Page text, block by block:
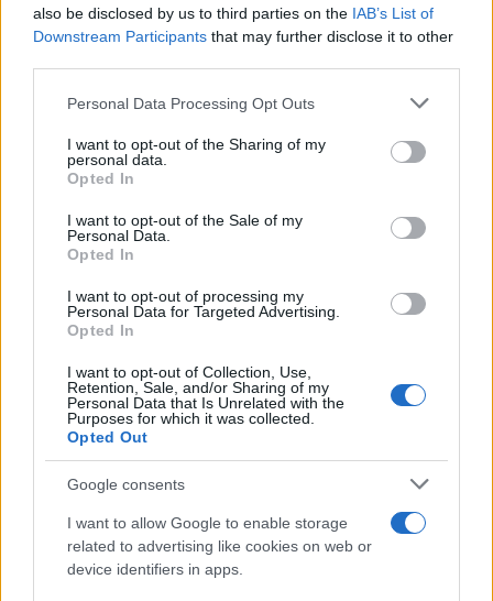
also be disclosed by us to third parties on the IAB’s List of
Downstream Participants that may further disclose it to other
Please note that this website/app uses one or more Google
not limited to your visit or usage behaviour. You may click to
grant or deny consent to Google and its third-party tags to
use your data for below specified purposes in below Google
consent section.
Personal Data Processing Opt Outs
I want to opt-out of the Sharing of my
personal data.
Opted In
I want to opt-out of the Sale of my
Personal Data.
Opted In
I want to opt-out of processing my
Personal Data for Targeted Advertising.
Opted In
I want to opt-out of Collection, Use,
Retention, Sale, and/or Sharing of my
Personal Data that Is Unrelated with the
Purposes for which it was collected.
Opted Out
Google consents
I want to allow Google to enable storage
related to advertising like cookies on web or
device identifiers in apps.
Και κατέληξε: «Όπως λέμε πάντα, μπορεί να
έρθουμε ξαφνικά ένα βράδυ. Μπορούμε να
έρθουμε οπουδήποτε».